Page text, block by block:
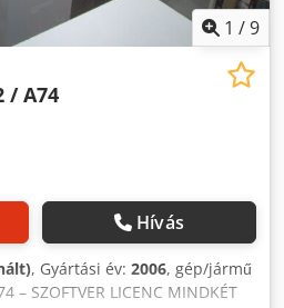
1 /9
/ A74
Hívás
, Gyártási év: 2006, gép/jármű
– SZOFTVER LICENC MINDKÉT